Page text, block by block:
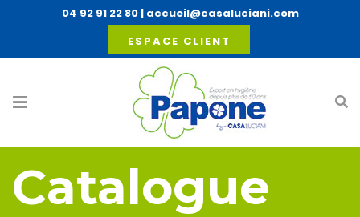
04 92 91 22 80| accueil@casaluciani.com
ESPACE CLIENT
Catalogue